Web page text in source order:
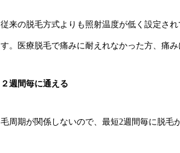
従来の脱毛方式よりも照射温度が低く設定さ
す。医療脱毛で痛みに耐えれなかった方、痛
２週間毎に通える
毛周期が関係しないので、最短2週間毎に脱毛